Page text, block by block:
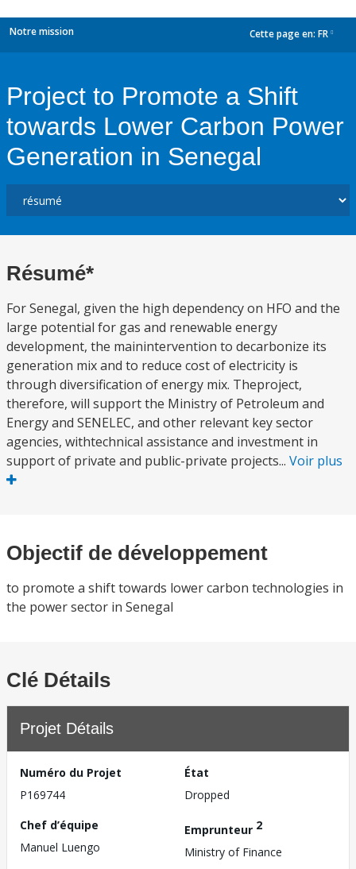
Notre mission Cette page en: FR
Project to Promote a Shift
towards Lower Carbon Power
Generation in Senegal
Résumé*
For Senegal, given the high dependency on HFO and the
large potential for gas and renewable energy
development, the mainintervention to decarbonize its
generation mix and to reduce cost of electricity is
through diversification of energy mix. Theproject,
therefore, will support the Ministry of Petroleum and
Energy and SENELEC, and other relevant key sector
agencies, withtechnical assistance and investment in
support of private and public-private projects... Voir plus
Objectif de développement
to promote a shift towards lower carbon technologies in
the power sector in Senegal
Clé Détails
Projet Détails
Numéro du Projet
P169744
État
Dropped
Chef d’équipe
Manuel Luengo
Emprunteur 2
Ministry of Finance